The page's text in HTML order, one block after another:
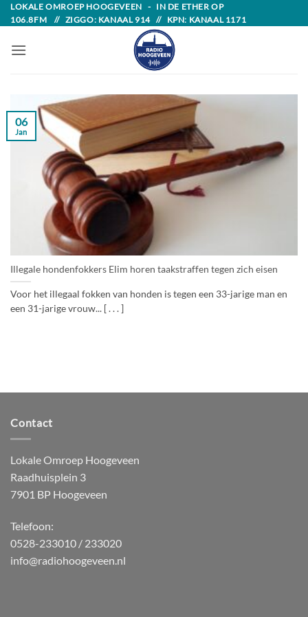
Skip
to
content
LOKALE OMROEP HOOGEVEEN - IN DE ETHER OP
106.8FM // ZIGGO: KANAAL 914 // KPN: KANAAL 1171
Illegale hondenfokkers Elim horen taakstraffen tegen zich eisen
Voor het illegaal fokken van honden is tegen een 33-jarige man en
een 31-jarige vrouw... [ . . . ]
06
Jan
Contact
Lokale Omroep Hoogeveen
Raadhuisplein 3
7901 BP Hoogeveen
Telefoon:
0528-233010 / 233020
info@radiohoogeveen.nl